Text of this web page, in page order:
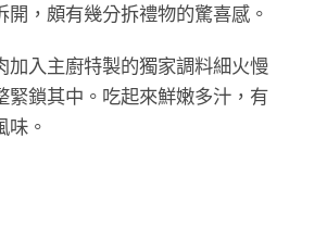
開，頗有幾分拆禮物的驚喜感。
加入主廚特製的獨家調料細火慢
緊鎖其中。吃起來鮮嫩多汁，有
味。